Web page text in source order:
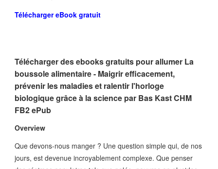
Télécharger eBook gratuit
Télécharger des ebooks gratuits pour allumer La
boussole alimentaire - Maigrir efficacement,
prévenir les maladies et ralentir l'horloge
biologique grâce à la science par Bas Kast CHM
FB2 ePub
Overview
Que devons-nous manger ? Une question simple qui, de nos
jours, est devenue incroyablement complexe. Que penser